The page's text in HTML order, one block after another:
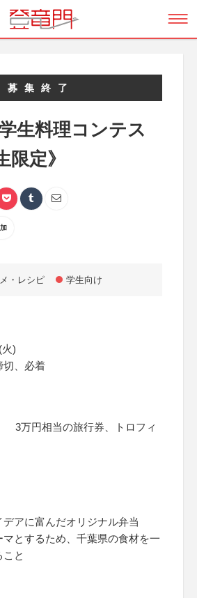
募集終了
生料理コンテス
限定》
・レシピ 学生向け
)
切、必着
3万円相当の旅行券、トロフィ
アに富んだオリジナル弁当
とするため、千葉県の食材を一
と